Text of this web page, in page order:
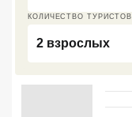
КОЛИЧЕСТВО ТУРИСТОВ
2 взрослых
звезды
Недорогие отели 3*